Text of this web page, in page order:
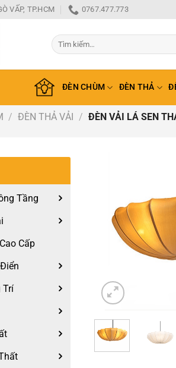
VẤP, TP.HCM 0767.477.773
Tìm
kiếm:
ĐÈN CHÙM ĐÈN THẢ
/ ĐÈN THẢ VẢI / ĐÈN VẢI LÁ SEN
Tầng
Cấp
Trí